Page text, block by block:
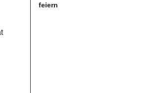
feiern